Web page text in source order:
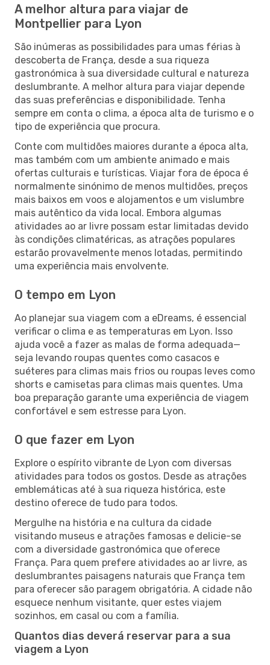
A melhor altura para viajar de
Montpellier para Lyon
São inúmeras as possibilidades para umas férias à
descoberta de França, desde a sua riqueza
gastronómica à sua diversidade cultural e natureza
deslumbrante. A melhor altura para viajar depende
das suas preferências e disponibilidade. Tenha
sempre em conta o clima, a época alta de turismo e o
tipo de experiência que procura.
Conte com multidões maiores durante a época alta,
mas também com um ambiente animado e mais
ofertas culturais e turísticas. Viajar fora de época é
normalmente sinónimo de menos multidões, preços
mais baixos em voos e alojamentos e um vislumbre
mais autêntico da vida local. Embora algumas
atividades ao ar livre possam estar limitadas devido
às condições climatéricas, as atrações populares
estarão provavelmente menos lotadas, permitindo
uma experiência mais envolvente.
O tempo em Lyon
Ao planejar sua viagem com a eDreams, é essencial
verificar o clima e as temperaturas em Lyon. Isso
ajuda você a fazer as malas de forma adequada—
seja levando roupas quentes como casacos e
suéteres para climas mais frios ou roupas leves como
shorts e camisetas para climas mais quentes. Uma
boa preparação garante uma experiência de viagem
confortável e sem estresse para Lyon.
O que fazer em Lyon
Explore o espírito vibrante de Lyon com diversas
atividades para todos os gostos. Desde as atrações
emblemáticas até à sua riqueza histórica, este
destino oferece de tudo para todos.
Mergulhe na história e na cultura da cidade
visitando museus e atrações famosas e delicie-se
com a diversidade gastronómica que oferece
França. Para quem prefere atividades ao ar livre, as
deslumbrantes paisagens naturais que França tem
para oferecer são paragem obrigatória. A cidade não
esquece nenhum visitante, quer estes viajem
sozinhos, em casal ou com a família.
Quantos dias deverá reservar para a sua
viagem a Lyon